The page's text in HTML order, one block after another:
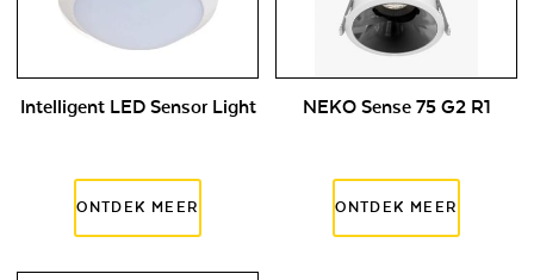
Intelligent LED Sensor Light NEKO Sense 75 G2 R1